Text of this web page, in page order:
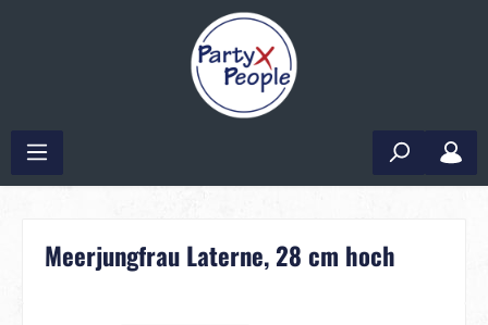
Meerjungfrau Laterne, 28 cm hoch